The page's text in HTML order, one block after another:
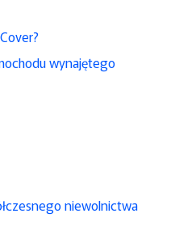
wynajętego
niewolnictwa